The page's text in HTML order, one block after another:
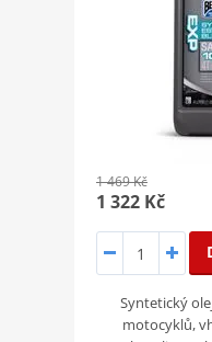
1 469 Kč
1 322 Kč
Syntetický
motocyklů,